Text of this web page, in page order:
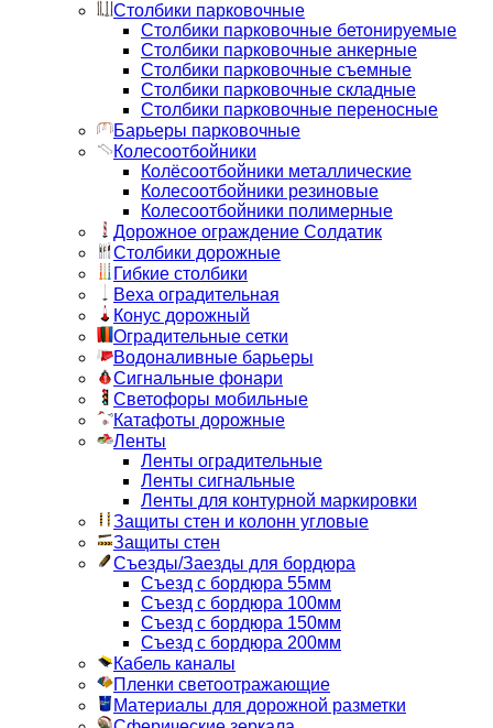
Столбики парковочные
Столбики парковочные бетонируемые
Столбики парковочные анкерные
Столбики парковочные съемные
Столбики парковочные складные
Столбики парковочные переносные
Барьеры парковочные
Колесоотбойники
Колёсоотбойники металлические
Колесоотбойники резиновые
Колесоотбойники полимерные
Дорожное ограждение Солдатик
Столбики дорожные
Гибкие столбики
Веха оградительная
Конус дорожный
Оградительные сетки
Водоналивные барьеры
Сигнальные фонари
Светофоры мобильные
Катафоты дорожные
Ленты
Ленты оградительные
Ленты сигнальные
Ленты для контурной маркировки
Защиты стен и колонн угловые
Защиты стен
Съезды/Заезды для бордюра
Съезд с бордюра 55мм
Съезд с бордюра 100мм
Съезд с бордюра 150мм
Съезд с бордюра 200мм
Кабель каналы
Пленки светоотражающие
Материалы для дорожной разметки